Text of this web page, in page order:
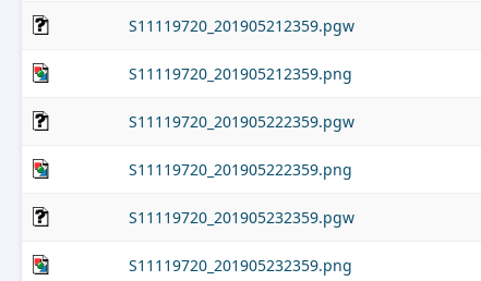
S11119720_201905212359.pgw
S11119720_201905212359.png
S11119720_201905222359.pgw
S11119720_201905222359.png
S11119720_201905232359.pgw
S11119720_201905232359.png